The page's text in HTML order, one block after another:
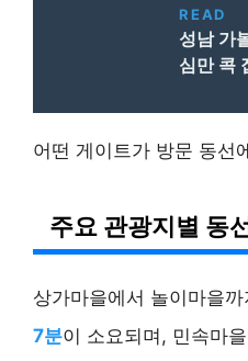
READ
성남 가
심만 콕
어떤 게이트가 방문 동선
주요 관광지별 동
상가마을에서 놀이마을
7분이 소요되며, 민속마